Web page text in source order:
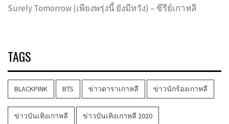
Surely Tomorrow (เพียงพรุ่งนี้ ยังมีหวัง) – ซีรีย์เกาหลี
TAGS
BLACKPINK BTS ข่าวดาราเกาหลี ข่าวนักร้องเกาหลี
ข่าวบันเทิงเกาหลี ข่าวบันเทิงเกาหลี 2020